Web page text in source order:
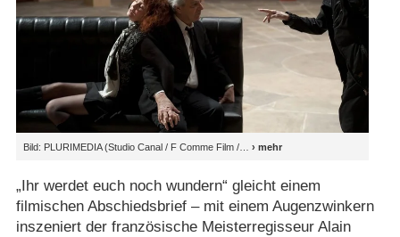
Bild: PLURIMEDIA (Studio Canal /​ F Comme Film /​
„Ihr werdet euch noch wundern“ gleicht einem
filmischen Abschiedsbrief – mit einem Augenzwinkern
inszeniert der französische Meisterregisseur Alain